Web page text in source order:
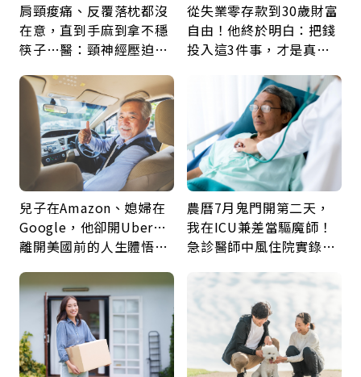
肩頸痠痛、反覆落枕都沒
在意，直到手麻到拿不穩
筷子…醫：頸神經壓迫上
鍵
從失業零存款到30歲財富
自由！他終於明白：把錢
投入這3件事，才是真正
兒子在Amazon、媳婦在
Google，他卻開Uber…
離開美國前的人生體悟：
農曆7月鬼門開第二天，
我在ICU兼差當驅魔師！
急診醫師中風住院實錄：